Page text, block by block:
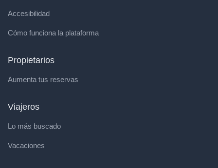
Accesibilidad
Cómo funciona la plataforma
Propietarios
Aumenta tus reservas
Viajeros
Lo más buscado
Vacaciones